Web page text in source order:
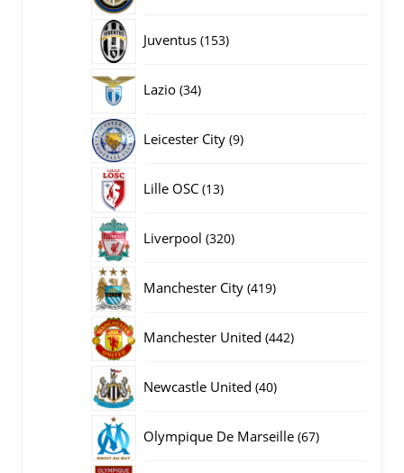
Juventus 153153
Lazio 3434
Leicester City 99
Lille OSC 1313
Liverpool 320320
Manchester City 419419
Manchester United 442442
Newcastle United 4040
Olympique De Marseille 6767